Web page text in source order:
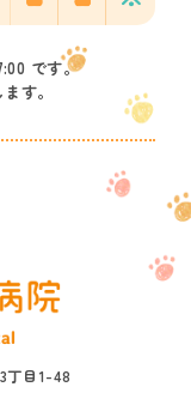
です。
す。
丁目1-48